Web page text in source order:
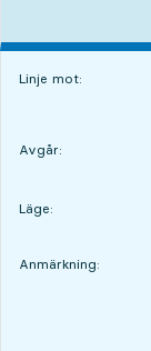
Linje mot:
Avgår:
Läge:
LÄGE,
,
Anmärkning: